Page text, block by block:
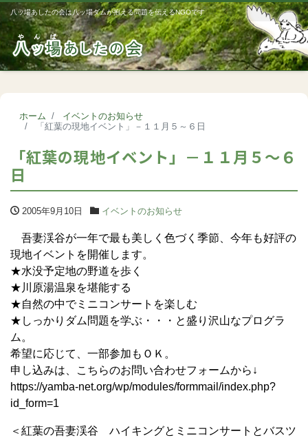
八ッ場あしたの会は八ッ場ダムが抱える問題を伝えるNGOです
ホーム
イベントのお知らせ
「紅葉の現地イベント」－１１月５～６日
「紅葉の現地イベント」－１１月５～６
日
2005年9月10日 イベントのお知らせ
吾妻渓谷が一年で最も美しく色づく季節、今年も好評の
現地イベントを開催します。
★水没予定地の野道を歩く
★川原湯温泉を堪能する
★自然の中でミニコンサートを楽しむ
★しっかりダム問題を学ぶ・・・と盛り沢山なプログラ
ム。
希望に応じて、一部参加もＯＫ。
申し込みは、こちらのお問い合わせフォームから↓
https://yamba-net.org/wp/modules/formmail/index.php?
id_form=1
＜紅葉の吾妻渓谷 ハイキングとミニコンサートとバスツ